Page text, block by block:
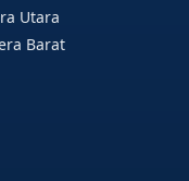
Utara
Barat